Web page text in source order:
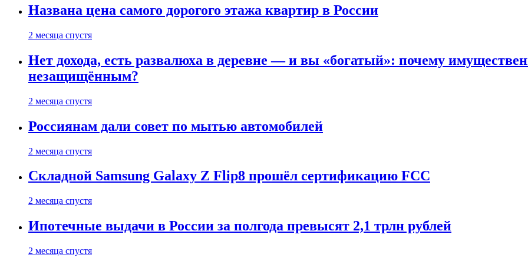
Названа цена самого дорогого этажа квартир в России
2 месяца спустя
Нет дохода, есть развалюха в деревне — и вы «богатый»: почему
незащищённым?
2 месяца спустя
Россиянам дали совет по мытью автомобилей
2 месяца спустя
Складной Samsung Galaxy Z Flip8 прошёл сертификацию FCC
2 месяца спустя
Ипотечные выдачи в России за полгода превысят 2,1 трлн рублей
2 месяца спустя